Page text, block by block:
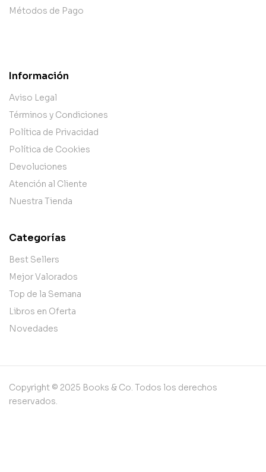
Métodos de Pago
Información
Aviso Legal
Términos y Condiciones
Política de Privacidad
Política de Cookies
Devoluciones
Atención al Cliente
Nuestra Tienda
Categorías
Best Sellers
Mejor Valorados
Top de la Semana
Libros en Oferta
Novedades
Copyright © 2025 Books & Co. Todos los derechos
reservados.